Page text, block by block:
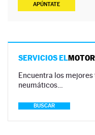
APÚNTATE
SERVICIOS ELMOTOR
Encuentra los
neumáticos…
BUSCAR